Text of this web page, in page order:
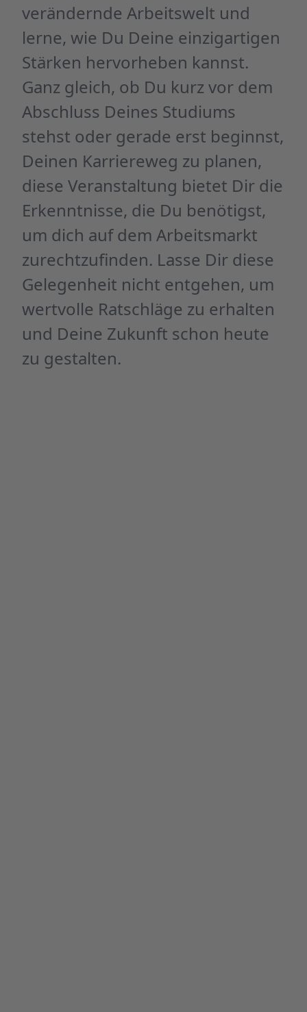
verändernde Arbeitswelt und
lerne, wie Du Deine einzigartigen
Stärken hervorheben kannst.
Ganz gleich, ob Du kurz vor dem
Abschluss Deines Studiums
stehst oder gerade erst beginnst,
Deinen Karriereweg zu planen,
diese Veranstaltung bietet Dir die
Erkenntnisse, die Du benötigst,
um dich auf dem Arbeitsmarkt
zurechtzufinden. Lasse Dir diese
Gelegenheit nicht entgehen, um
wertvolle Ratschläge zu erhalten
und Deine Zukunft schon heute
zu gestalten.